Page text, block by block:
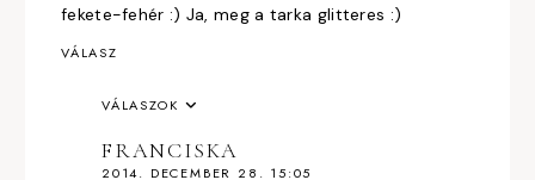
fekete-fehér :) Ja, meg a tarka glitteres :)
VÁLASZ
VÁLASZOK
FRANCISKA
2014. DECEMBER 28. 15:05